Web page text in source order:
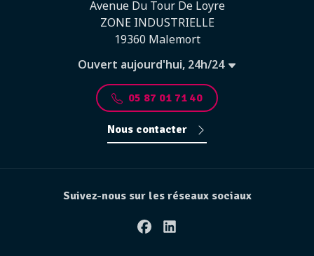
Avenue Du Tour De Loyre
ZONE INDUSTRIELLE
19360 Malemort
Ouvert aujourd'hui, 24h/24
05 87 01 71 40
Nous contacter
Suivez-nous sur les réseaux sociaux
FacebookLinkedin